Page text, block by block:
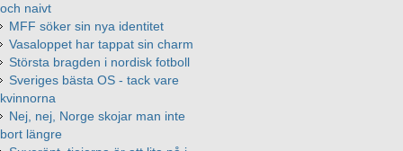
och naivt
MFF söker sin nya identitet
Vasaloppet har tappat sin charm
Största bragden i nordisk fotboll
Sveriges bästa OS - tack vare
kvinnorna
Nej, nej, Norge skojar man inte
bort längre